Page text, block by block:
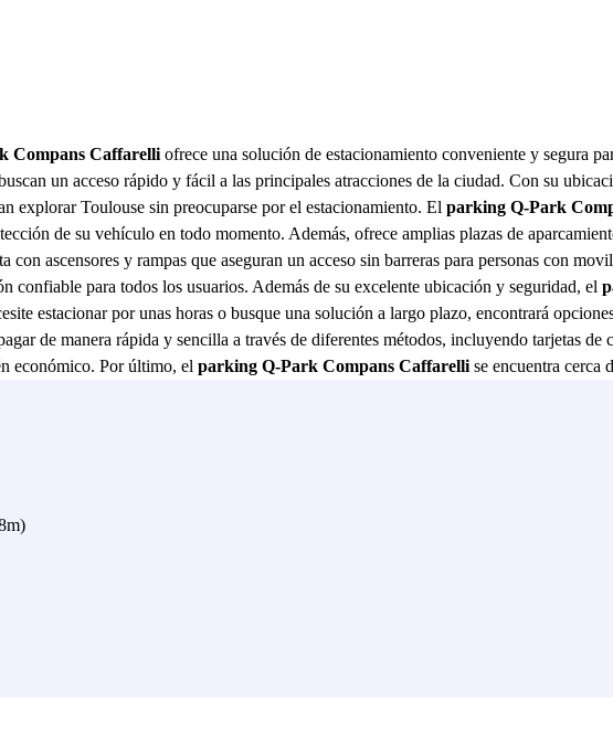
Compans Caffarelli ofrece una solución de estacionamiento conveniente y segura
un acceso rápido y fácil a las principales atracciones de la ciudad. Con su
explorar Toulouse sin preocuparse por el estacionamiento. El parking Q-Park
de su vehículo en todo momento. Además, ofrece amplias plazas de
con ascensores y rampas que aseguran un acceso sin barreras para personas con
confiable para todos los usuarios. Además de su excelente ubicación y seguridad, el
estacionar por unas horas o busque una solución a largo plazo, encontrará
de manera rápida y sencilla a través de diferentes métodos, incluyendo tarjetas
económico. Por último, el parking Q-Park Compans Caffarelli se encuentra cerca
a Toulouse.